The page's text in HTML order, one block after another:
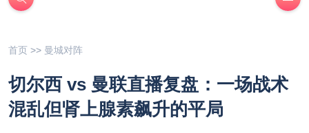
首页 >> 曼城对阵
切尔西 vs 曼联直播复盘：一场战术
混乱但肾上腺素飙升的平局